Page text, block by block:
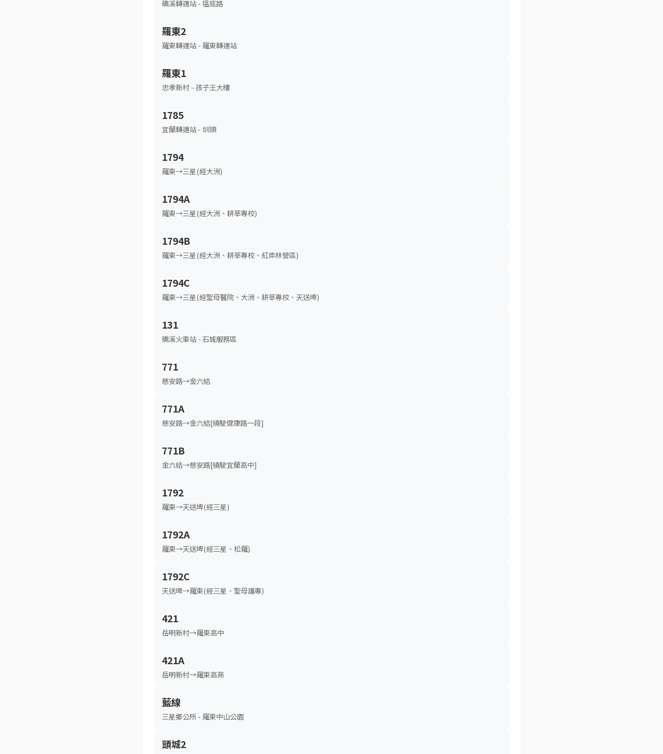
礁溪轉運站 - 塭底路
羅東2
羅東轉運站 - 羅東轉運站
羅東1
忠孝新村 - 孩子王大樓
1785
宜蘭轉運站 - 圳頭
1794
羅東→三星(經大洲)
1794A
羅東→三星(經大洲、耕莘專校)
1794B
羅東→三星(經大洲、耕莘專校、紅柴林營區)
1794C
羅東→三星(經聖母醫院、大洲、耕莘專校、天送埤)
131
礁溪火車站 - 石城服務區
771
慈安路→金六結
771A
慈安路→金六結[繞駛健康路一段]
771B
金六結→慈安路[繞駛宜蘭高中]
1792
羅東→天送埤(經三星)
1792A
羅東→天送埤(經三星、松羅)
1792C
天送埤→羅東(經三星、聖母護專)
421
岳明新村→羅東高中
421A
岳明新村→羅東高商
藍線
三星鄉公所 - 羅東中山公園
頭城2